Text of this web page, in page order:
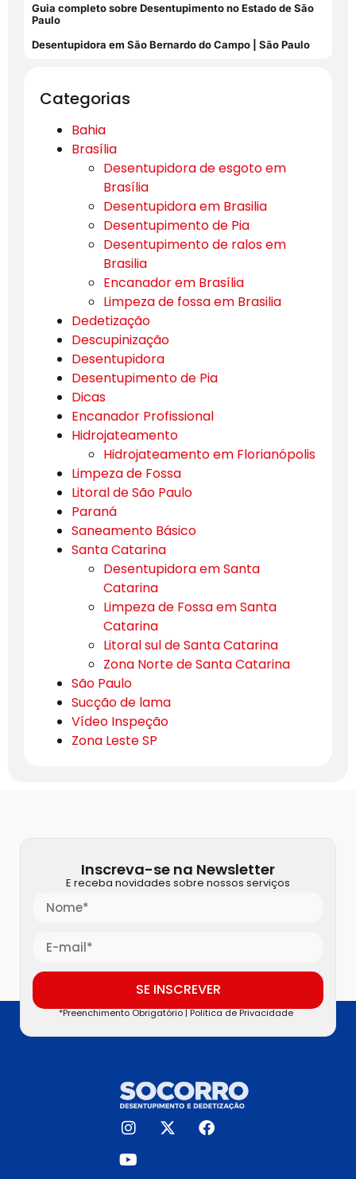
Guia completo sobre Desentupimento no Estado de São
Paulo
Desentupidora em São Bernardo do Campo | São Paulo
Categorias
Bahia
Brasília
Desentupidora de esgoto em
Brasília
Desentupidora em Brasilia
Desentupimento de Pia
Desentupimento de ralos em
Brasilia
Encanador em Brasília
Limpeza de fossa em Brasilia
Dedetização
Descupinização
Desentupidora
Desentupimento de Pia
Dicas
Encanador Profissional
Hidrojateamento
Hidrojateamento em Florianópolis
Limpeza de Fossa
Litoral de São Paulo
Paraná
Saneamento Básico
Santa Catarina
Desentupidora em Santa
Catarina
Limpeza de Fossa em Santa
Catarina
Litoral sul de Santa Catarina
Zona Norte de Santa Catarina
São Paulo
Sucção de lama
Vídeo Inspeção
Zona Leste SP
Inscreva-se na Newsletter
E receba novidades sobre nossos serviços
SE INSCREVER
*Preenchimento Obrigatório |Politica de Privacidade